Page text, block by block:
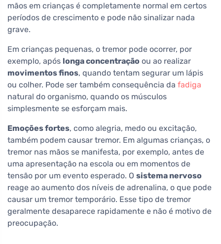
mãos em crianças é completamente normal em certos
períodos de crescimento e pode não sinalizar nada
grave.
Em crianças pequenas, o tremor pode ocorrer, por
exemplo, após longa concentração ou ao realizar
movimentos finos, quando tentam segurar um lápis
ou colher. Pode ser também consequência da fadiga
natural do organismo, quando os músculos
simplesmente se esforçam mais.
Emoções fortes, como alegria, medo ou excitação,
também podem causar tremor. Em algumas crianças, o
tremor nas mãos se manifesta, por exemplo, antes de
uma apresentação na escola ou em momentos de
tensão por um evento esperado. O sistema nervoso
reage ao aumento dos níveis de adrenalina, o que pode
causar um tremor temporário. Esse tipo de tremor
geralmente desaparece rapidamente e não é motivo de
preocupação.